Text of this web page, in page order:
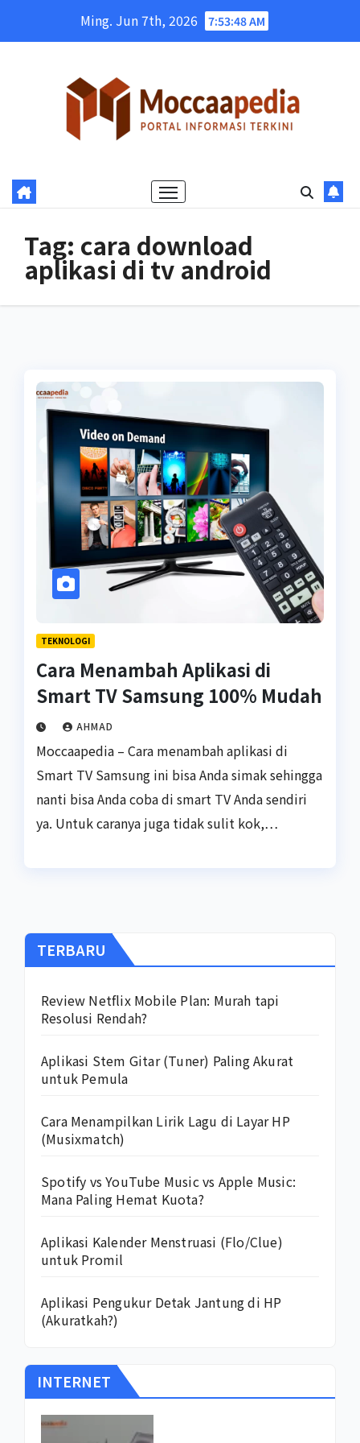
Ming. Jun 7th, 2026 7:53:49 AM
Tag: cara download
aplikasi di tv android
TEKNOLOGI
Cara Menambah Aplikasi di
Smart TV Samsung 100% Mudah
AHMAD
Moccaapedia – Cara menambah aplikasi di
Smart TV Samsung ini bisa Anda simak sehingga
nanti bisa Anda coba di smart TV Anda sendiri
ya. Untuk caranya juga tidak sulit kok,…
TERBARU
Review Netflix Mobile Plan: Murah tapi
Resolusi Rendah?
Aplikasi Stem Gitar (Tuner) Paling Akurat
untuk Pemula
Cara Menampilkan Lirik Lagu di Layar HP
(Musixmatch)
Spotify vs YouTube Music vs Apple Music:
Mana Paling Hemat Kuota?
Aplikasi Kalender Menstruasi (Flo/Clue)
untuk Promil
Aplikasi Pengukur Detak Jantung di HP
(Akuratkah?)
INTERNET